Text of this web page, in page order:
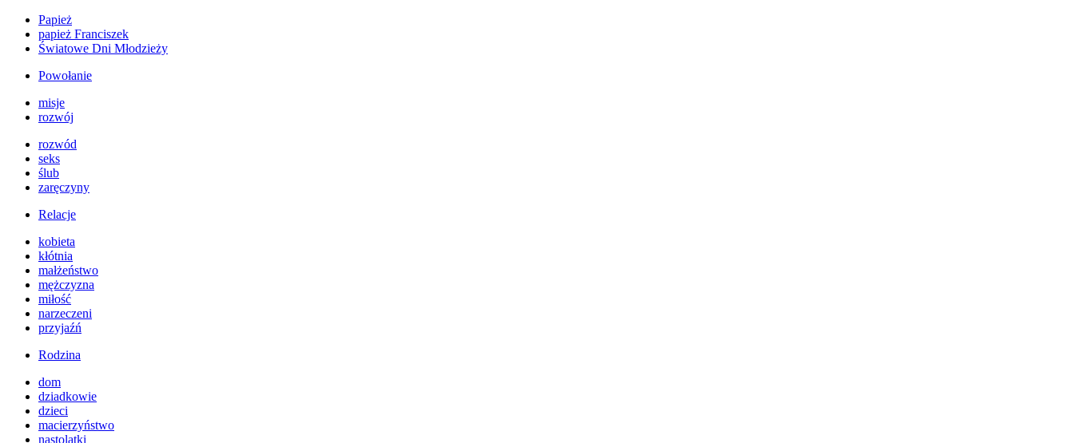
Papież
papież Franciszek
Światowe Dni Młodzieży
Powołanie
misje
rozwój
rozwód
seks
ślub
zaręczyny
Relacje
kobieta
kłótnia
małżeństwo
mężczyzna
miłość
narzeczeni
przyjaźń
Rodzina
dom
dziadkowie
dzieci
macierzyństwo
nastolatki